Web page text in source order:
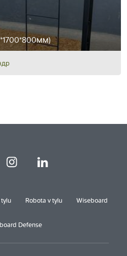
Robota v tylu Wiseboard
Defense